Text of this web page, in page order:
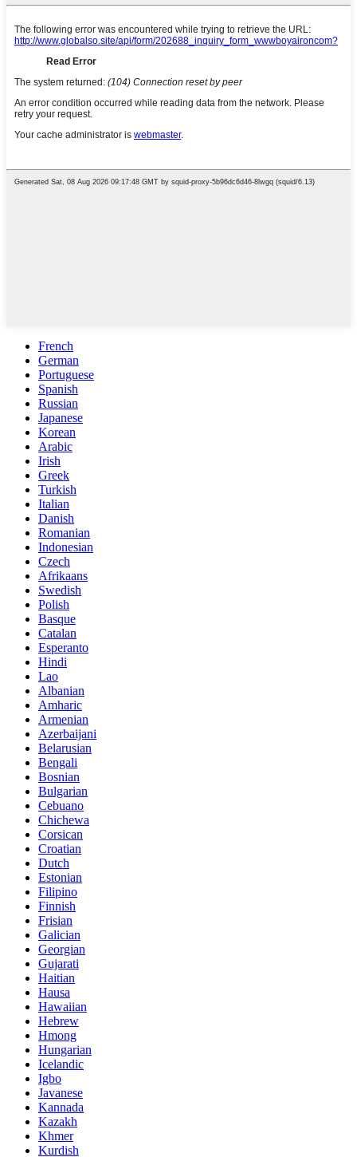
French
German
Portuguese
Spanish
Russian
Japanese
Korean
Arabic
Irish
Greek
Turkish
Italian
Danish
Romanian
Indonesian
Czech
Afrikaans
Swedish
Polish
Basque
Catalan
Esperanto
Hindi
Lao
Albanian
Amharic
Armenian
Azerbaijani
Belarusian
Bengali
Bosnian
Bulgarian
Cebuano
Chichewa
Corsican
Croatian
Dutch
Estonian
Filipino
Finnish
Frisian
Galician
Georgian
Gujarati
Haitian
Hausa
Hawaiian
Hebrew
Hmong
Hungarian
Icelandic
Igbo
Javanese
Kannada
Kazakh
Khmer
Kurdish